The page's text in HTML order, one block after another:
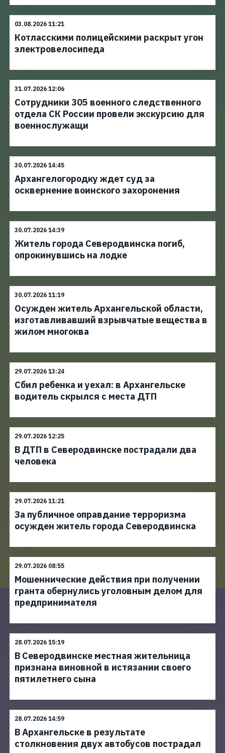
03.08.2026 11:21
Котласскими полицейскими раскрыт угон
электровелосипеда
31.07.2026 12:06
Сотрудники 305 военного следственного
отдела СК России провели экскурсию для
военнослужащи
30.07.2026 14:45
Архангелогородку ждет суд за
осквернение воинского захоронения
30.07.2026 14:39
Житель города Северодвинска погиб,
опрокинувшись на лодке
30.07.2026 11:19
Осужден житель Архангельской области,
изготавливавший взрывчатые вещества в
жилом многоква
29.07.2026 13:24
Сбил ребенка и уехал: в Архангельске
водитель скрылся с места ДТП
29.07.2026 12:25
В ДТП в Северодвинске пострадали два
человека
29.07.2026 11:21
За публичное оправдание терроризма
осужден житель города Северодвинска
29.07.2026 08:55
Мошеннические действия при получении
гранта обернулись уголовным делом для
предпринимателя
28.07.2026 15:19
В Северодвинске местная жительница
признана виновной в истязании своего
пятилетнего сына
28.07.2026 14:59
В Архангельске в результате
столкновения двух автобусов пострадал